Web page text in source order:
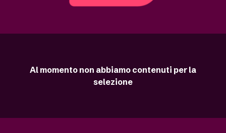
Al momento non abbiamo contenuti per la
selezione